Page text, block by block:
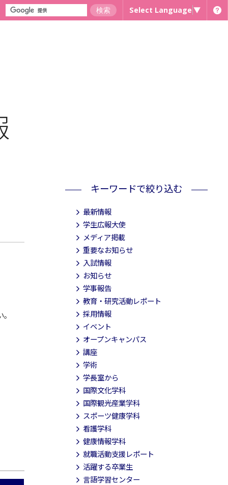
Select Language ▼
キーワードで絞り込む
最新情報
学生広報大使
メディア掲載
重要なお知らせ
入試情報
お知らせ
学事報告
教育・研究活動レポート
採用情報
イベント
オープンキャンパス
講座
学術
学長室から
国際文化学科
国際観光産業学科
スポーツ健康学科
看護学科
健康情報学科
就職活動支援レポート
活躍する卒業生
言語学習センター